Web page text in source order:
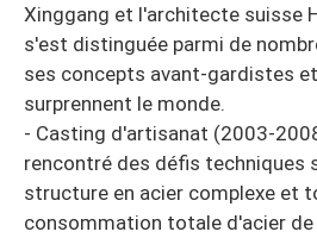
Xinggang et l'architecte suisse
s'est distinguée parmi de
ses concepts avant-gardistes
surprennent le monde.
- Casting d'artisanat (2003-
rencontré des défis techniques
structure en acier complexe et
consommation totale d'acier